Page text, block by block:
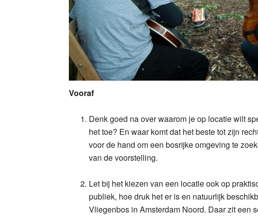
Vooraf
Denk goed na over waarom je op locatie wilt
het toe? En waar komt dat het beste tot zijn
voor de hand om een bosrijke omgeving te
van de voorstelling.
Let bij het kiezen van een locatie ook op
publiek, hoe druk het er is en natuurlijk
Vliegenbos in Amsterdam Noord. Daar zit een